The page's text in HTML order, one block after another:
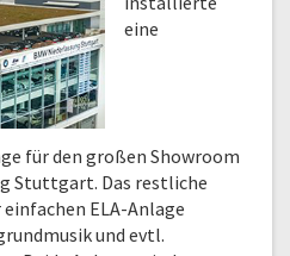
eine
für den großen Showroom
Stuttgart. Das restliche
ELA-Anlage
und evtl.